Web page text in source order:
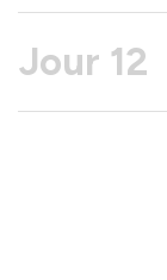
Jour 12